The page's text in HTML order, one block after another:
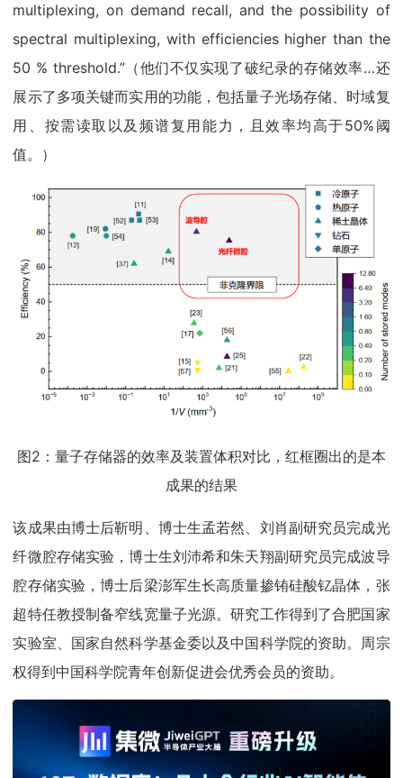
multiplexing, on demand recall, and the possibility of
spectral multiplexing, with efficiencies higher than the
50 % threshold.”（他们不仅实现了破纪录的存储效率…还
展示了多项关键而实用的功能，包括量子光场存储、时域复
用、按需读取以及频谱复用能力，且效率均高于50%阈
值。）
图2：量子存储器的效率及装置体积对比，红框圈出的是本
成果的结果
该成果由博士后靳明、博士生孟若然、刘肖副研究员完成光
纤微腔存储实验，博士生刘沛希和朱天翔副研究员完成波导
腔存储实验，博士后梁澎军生长高质量掺铕硅酸钇晶体，张
超特任教授制备窄线宽量子光源。研究工作得到了合肥国家
实验室、国家自然科学基金委以及中国科学院的资助。周宗
权得到中国科学院青年创新促进会优秀会员的资助。